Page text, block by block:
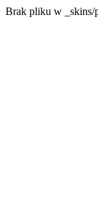
Brak pliku w _skins/